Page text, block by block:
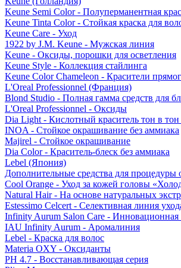
Keune Semi Color - Полуперманентная
Keune Tinta Color - Стойкая краска для
Keune Care - Уход
1922 by J.M. Keune - Мужская линия
Keune - Оксиды, порошки для осветления
Keune Style - Коллекция стайлинга
Keune Color Chameleon - Красители
L'Oreal Professionnel (Франция)
Blond Studio - Полная гамма средств для
L'Oreal Professionnel - Оксиды
Dia Light - Кислотный краситель тон в тон
INOA - Стойкое окрашивание без аммиака
Majirel - Стойкое окрашивание
Dia Color - Краситель-блеск без аммиака
Lebel (Япония)
Дополнительные средства для процедуры
Cool Orange - Уход за кожей головы
Natural Hair - На основе натуральных
Estessimo Celcert - Селективная линия
Infinity Aurum Salon Care -
IAU Infinity Aurum - Аромалиния
Lebel - Краска для волос
Materia OXY - Оксиданты
PH 4.7 - Восстанавливающая серия